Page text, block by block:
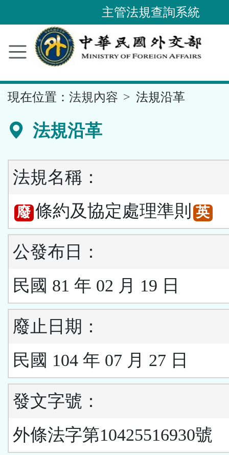
內
容
主管法規查詢系統
現在位置： 法規內容 法規沿革
法規沿革
法規名稱：
廢 條約及協定處理準則 英
公發布日：
民國 81 年 02 月 19 日
廢止日期：
民國 104 年 07 月 27 日
發文字號：
外條法字第10425516930號